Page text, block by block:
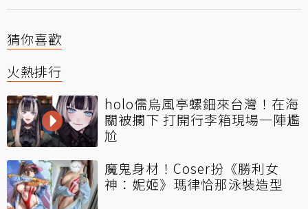
猜你喜歡
火熱排行
holo儒烏風亭螺鈿來台灣！在海
關被攔下 打開行李箱現場一陣尷
尬
魔鬼身材！Coser扮《勝利女
神：妮姬》瑪律恰那泳裝造型